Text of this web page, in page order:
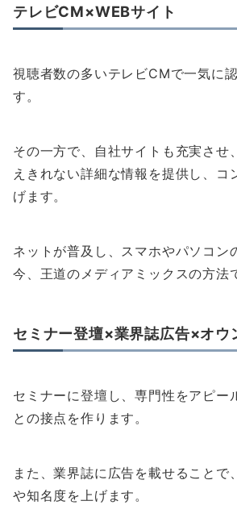
テレビCM×WEBサイト
視聴者数の多いテレビCMで一気に
す。
その一方で、自社サイトも充実させ
えきれない詳細な情報を提供し、コ
げます。
ネットが普及し、スマホやパソコン
今、王道のメディアミックスの方法
セミナー登壇×業界誌広告×オウ
セミナーに登壇し、専門性をアピー
との接点を作ります。
また、業界誌に広告を載せることで
や知名度を上げます。